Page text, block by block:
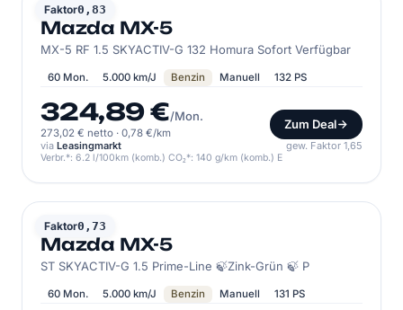
Faktor0,83
MAZDA
Mazda MX-5
MX-5 RF 1.5 SKYACTIV-G 132 Homura Sofort Verfügbar
60 Mon. 5.000 km/J Benzin Manuell 132 PS
324,89 €/Mon.
273,02 € netto · 0,78 €/km
Zum Deal
via Leasingmarkt gew. Faktor 1,65
Verbr.*: 6.2 l/100km (komb.) CO₂*: 140 g/km (komb.) E
Faktor0,73
MAZDA
Mazda MX-5
ST SKYACTIV-G 1.5 Prime-Line 🍃Zink-Grün 🍃 P
60 Mon. 5.000 km/J Benzin Manuell 131 PS